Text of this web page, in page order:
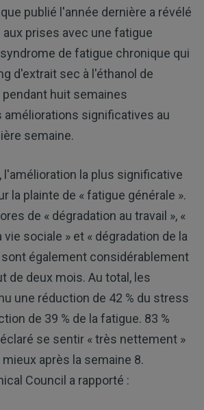
publié l'année dernière a révélé
prises avec une fatigue
de fatigue chronique qui
d'extrait sec à l'éthanol de
pendant huit semaines
améliorations significatives au
semaine.
l'amélioration la plus significative
la plainte de « fatigue générale ».
de « dégradation au travail », «
vie sociale » et « dégradation de la
également considérablement
de deux mois. Au total, les
une réduction de 42 % du stress
de 39 % de la fatigue. 83 %
se sentir « très nettement »
après la semaine 8.
Council a rapporté :